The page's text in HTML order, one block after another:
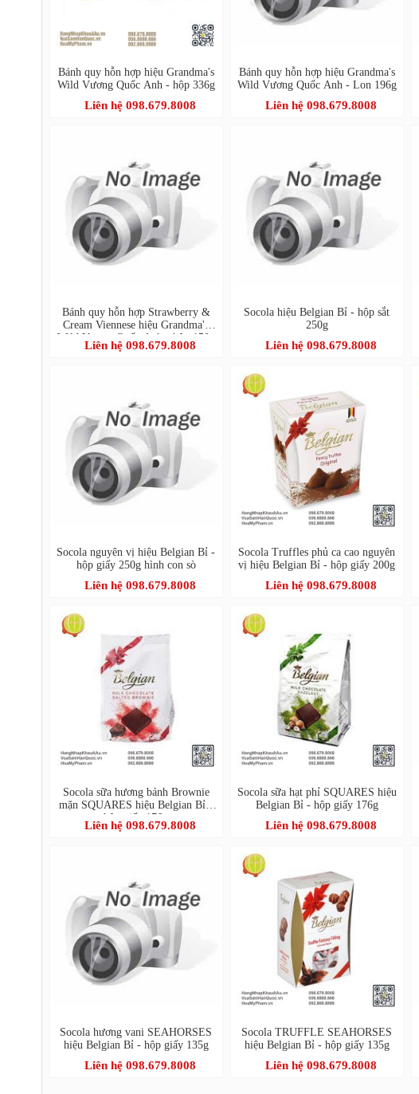
Bánh quy hỗn hợp hiệu Grandma's
Wild Vương Quốc Anh - hộp 336g
Liên hệ 098.679.8008
Bánh quy hỗn hợp hiệu Grandma's
Wild Vương Quốc Anh - Lon 196g
Liên hệ 098.679.8008
Bánh quy hỗn hợp Strawberry &
Cream Viennese hiệu Grandma's
Wild Vương Quốc Anh - hộp 150g
Liên hệ 098.679.8008
Socola hiệu Belgian Bỉ - hộp sắt
250g
Liên hệ 098.679.8008
Socola nguyên vị hiệu Belgian Bỉ -
hộp giấy 250g hình con sò
Liên hệ 098.679.8008
Socola Truffles phủ ca cao nguyên
vị hiệu Belgian Bỉ - hộp giấy 200g
Liên hệ 098.679.8008
Socola sữa hương bánh Brownie
mặn SQUARES hiệu Belgian Bỉ -
hộp giấy 176g
Liên hệ 098.679.8008
Socola sữa hạt phỉ SQUARES hiệu
Belgian Bỉ - hộp giấy 176g
Liên hệ 098.679.8008
Socola hương vani SEAHORSES
hiệu Belgian Bỉ - hộp giấy 135g
Liên hệ 098.679.8008
Socola TRUFFLE SEAHORSES
hiệu Belgian Bỉ - hộp giấy 135g
Liên hệ 098.679.8008